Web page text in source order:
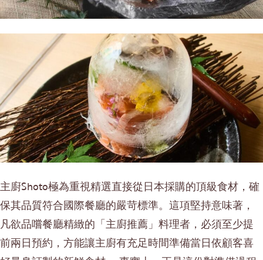
主廚Shoto極為重視精選直接從日本採購的頂級食材，確
保其品質符合國際餐廳的嚴苛標準。這項堅持意味著，
凡欲品嚐餐廳精緻的「主廚推薦」料理者，必須至少提
前兩日預約，方能讓主廚有充足時間準備當日依顧客喜